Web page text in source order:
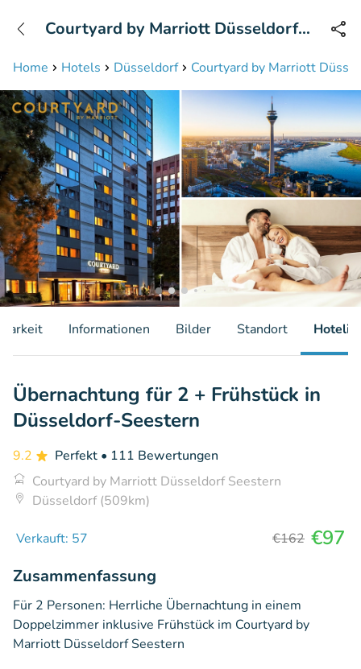
Erreichbar bis 23:00 Uhr
Home Hotels Düsseldorf Courtyard by Marriott
Courtyard by Marriott Düsseldorf
Informationen Bilder Standort
Übernachtung für 2 + Frühstück in
Düsseldorf-Seestern
9.2 Perfekt • 111 Bewertungen
Courtyard by Marriott Düsseldorf Seestern
Düsseldorf (509km)
Verkauft: 57 €162 €97
Zusammenfassung
Für 2 Personen: Herrliche Übernachtung in einem
Doppelzimmer inklusive Frühstück im Courtyard by
Marriott Düsseldorf Seestern